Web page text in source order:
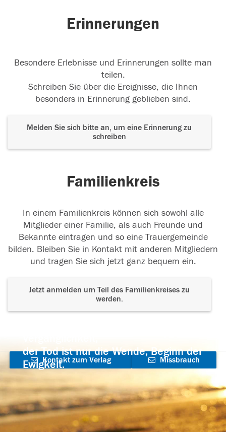
Erinnerungen
Besondere Erlebnisse und Erinnerungen sollte man
teilen.
Schreiben Sie über die Ereignisse, die Ihnen
besonders in Erinnerung geblieben sind.
Melden Sie sich bitte an, um eine Erinnerung zu
schreiben
Familienkreis
In einem Familienkreis können sich sowohl alle
Mitglieder einer Familie, als auch Freunde und
Bekannte eintragen und so eine Trauergemeinde
bilden. Bleiben Sie in Kontakt mit anderen Mitgliedern
und tragen Sie sich jetzt ganz bequem ein.
Jetzt anmelden um Teil des Familienkreises zu
werden.
der Tod ist nur die Wende, Beginn der
Ewigkeit.
Kontakt zum Verlag
aufnehmen
Missbrauch